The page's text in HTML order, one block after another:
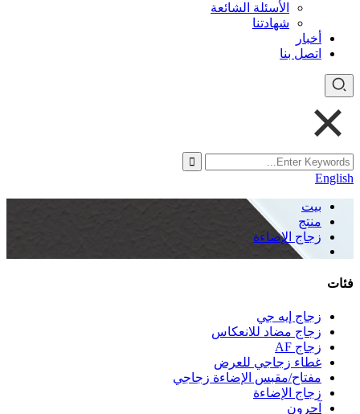
الأسئلة الشائعة
شهادتنا
أخبار
اتصل بنا
English
بيت
منتج
زجاج الإضاءة
فئات
زجاج إيه جي
زجاج مضاد للانعكاس
زجاج AF
غطاء زجاجي للعرض
مفتاح/مقبس الإضاءة زجاجي
زجاج الإضاءة
آحرون